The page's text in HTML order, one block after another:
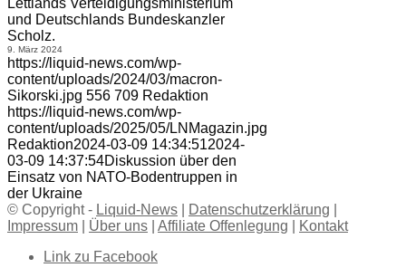
Lettlands Verteidigungsministerium
und Deutschlands Bundeskanzler
Scholz.
9. März 2024
https://liquid-news.com/wp-
content/uploads/2024/03/macron-
Sikorski.jpg 556 709 Redaktion
https://liquid-news.com/wp-
content/uploads/2025/05/LNMagazin.jpg
Redaktion2024-03-09 14:34:512024-
03-09 14:37:54Diskussion über den
Einsatz von NATO-Bodentruppen in
der Ukraine
© Copyright - Liquid-News Datenschutzerklärung
Impressum
Über uns Affiliate Offenlegung
Kontakt
Link zu Facebook